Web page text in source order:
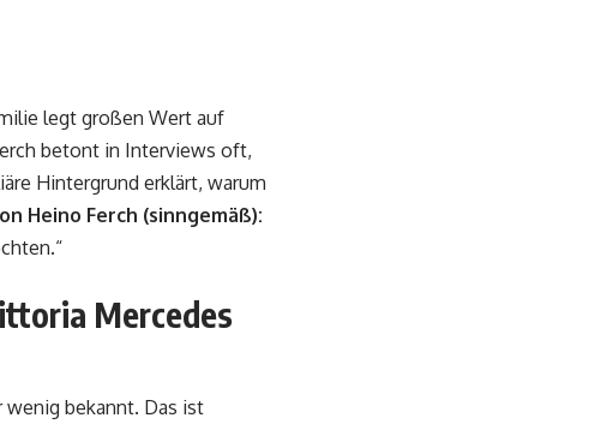
legt großen Wert auf
betont in Interviews oft,
Hintergrund erklärt, warum
Heino Ferch (sinngemäß):
Mercedes
wenig bekannt. Das ist